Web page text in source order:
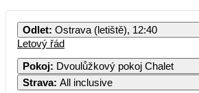
Odlet: Ostrava (letiště), 12:40
Letový řád
Pokoj: Dvoulůžkový pokoj Chalet
Strava: All inclusive